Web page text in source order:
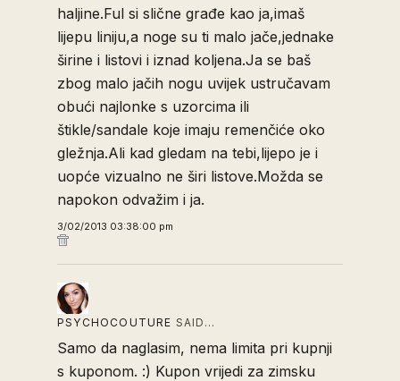
haljine.Ful si slične građe kao ja,imaš
lijepu liniju,a noge su ti malo jače,jednake
širine i listovi i iznad koljena.Ja se baš
zbog malo jačih nogu uvijek ustručavam
obući najlonke s uzorcima ili
štikle/sandale koje imaju remenčiće oko
gležnja.Ali kad gledam na tebi,lijepo je i
uopće vizualno ne širi listove.Možda se
napokon odvažim i ja.
3/02/2013 03:38:00 pm
PSYCHOCOUTURE SAID…
Samo da naglasim, nema limita pri kupnji
s kuponom. :) Kupon vrijedi za zimsku